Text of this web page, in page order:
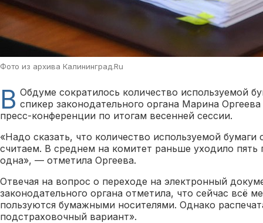
Фото из архива Калининград.Ru
В Обдуме сократилось количество используемой
спикер законодательного органа Марина
пресс-конференции по итогам весенней сессии.
«Надо сказать, что количество используемой
считаем. В среднем на комитет раньше уходило пять
одна», — отметила Оргеева.
Отвечая на вопрос о переходе на электронный
законодательного органа отметила, что сейчас всё
пользуются бумажными носителями. Однако
подстраховочный вариант».